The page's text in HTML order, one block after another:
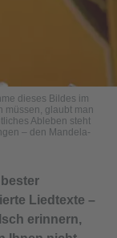
dieses Bildes im
müssen, glaubt man
Ableben steht
– den Mandela-
Liedtexte –
erinnern,